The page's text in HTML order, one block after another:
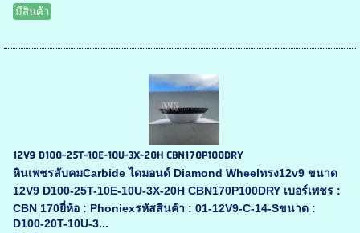
มีสินค้า
12V9 D100-25T-10E-10U-3X-20H CBN170P100DRY
หินเพชรลับคมCarbide ไดมอนด์ Diamond Wheelทรง12v9 ขนาด
12V9 D100-25T-10E-10U-3X-20H CBN170P100DRY เบอร์เพชร :
CBN 170ยี่ห้อ : Phoniexรหัสสินค้า : 01-12V9-C-14-Sขนาด :
D100-20T-10U-3...